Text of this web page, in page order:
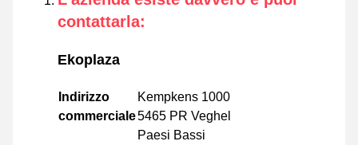
contattarla:
Ekoplaza
Indirizzo
commerciale
Kempkens 1000
5465 PR Veghel
Paesi Bassi